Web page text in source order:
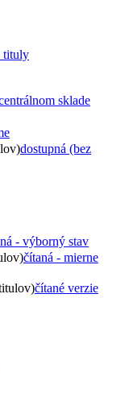
tituly
sklade
dostupná (bez
- výborný stav
čítaná - mierne
čítané verzie